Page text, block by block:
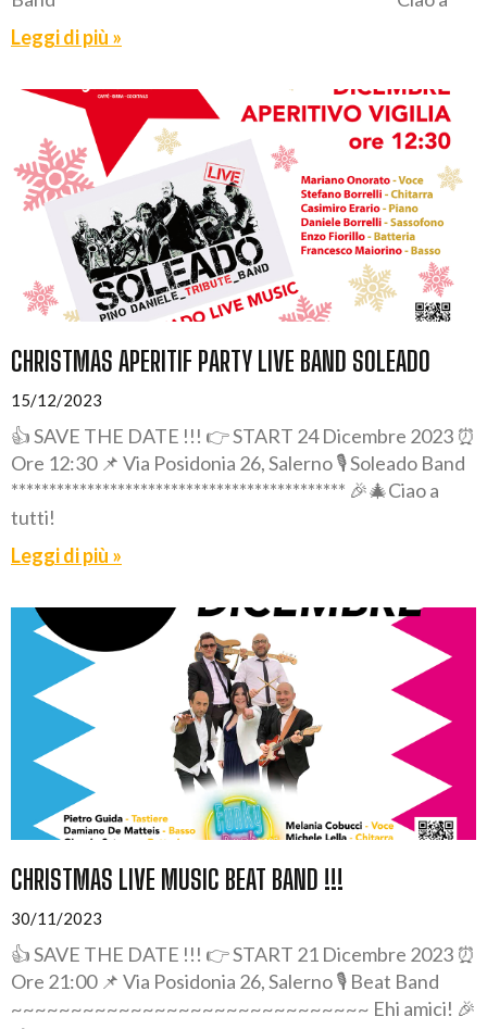
Leggi di più »
CHRISTMAS APERITIF PARTY LIVE BAND SOLEADO
15/12/2023
👍 SAVE THE DATE !!! 👉 START 24 Dicembre 2023 ⏰
Ore 12:30 📌 Via Posidonia 26, Salerno 🎙️ Soleado Band
******************************************** 🎉🎄Ciao a
tutti!
Leggi di più »
CHRISTMAS LIVE MUSIC BEAT BAND !!!
30/11/2023
👍 SAVE THE DATE !!! 👉 START 21 Dicembre 2023 ⏰
Ore 21:00 📌 Via Posidonia 26, Salerno 🎙️ Beat Band
~~~~~~~~~~~~~~~~~~~~~~~~~~~~~~ Ehi amici! 🎉